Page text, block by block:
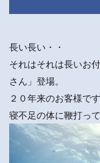
長い長い・・
それはそれは長いお
さん」登場。
２０年来のお客様です
寝不足の体に鞭打っ